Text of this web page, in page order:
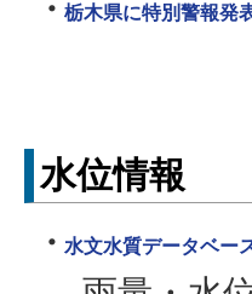
栃木県に特別警報発
水位情報
水文水質データベー